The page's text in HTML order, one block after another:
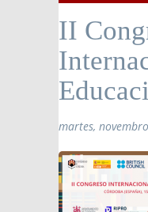
II
martes,